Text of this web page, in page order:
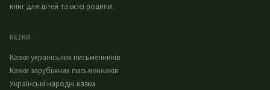
книг для дітей та всієї родини.
КАЗКИ
Казки українських письменників
Казки зарубіжних письменників
Українські народні казки